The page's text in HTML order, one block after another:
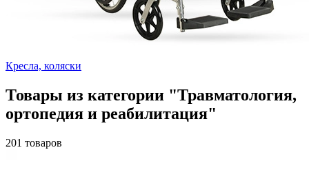
Кресла, коляски
Товары из категории "Травматология,
ортопедия и реабилитация"
201 товаров